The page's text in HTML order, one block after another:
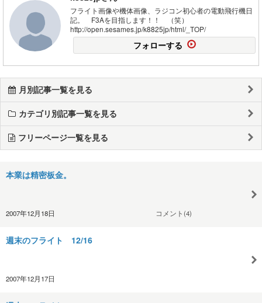
フライト画像や機体画像、ラジコン初心者の電動飛行機日
記。 F3Aを目指します！！ （笑）
http://open.sesames.jp/k8825jp/html/_TOP/
フォローする
月別記事一覧を見る
カテゴリ別記事一覧を見る
フリーページ一覧を見る
本業は精密板金。
2007年12月18日 コメント(4)
週末のフライト 12/16
2007年12月17日